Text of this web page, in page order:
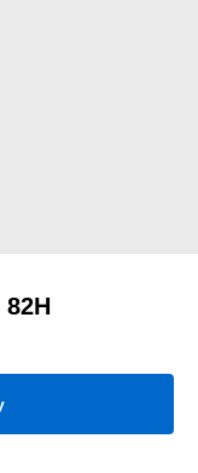
82H